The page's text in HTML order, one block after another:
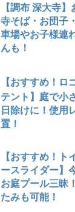
【調布 深大寺
寺そば・お団子
車場やお子様連
んも！
【おすすめ！
テント】庭で小
日除けに！使用
置！
【おすすめ！
ースライダー】
お庭プール三昧
たみも可能！